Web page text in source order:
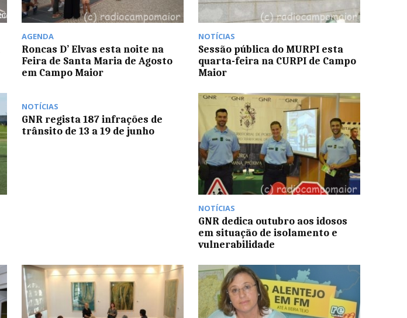
AGENDA
Roncas D’ Elvas esta noite na
Feira de Santa Maria de Agosto
em Campo Maior
NOTÍCIAS
Sessão pública do MURPI esta
quarta-feira na CURPI de Campo
Maior
NOTÍCIAS
GNR regista 187 infrações de
trânsito de 13 a 19 de junho
NOTÍCIAS
GNR dedica outubro aos idosos
em situação de isolamento e
vulnerabilidade